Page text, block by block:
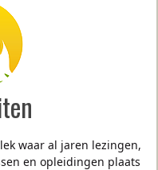
waar al jaren lezingen,
en opleidingen plaats